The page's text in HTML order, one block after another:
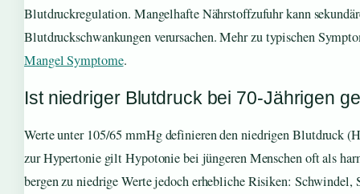
Blutdruckregulation. Mangelhafte Nährstoffzufuhr kann
Blutdruckschwankungen verursachen. Mehr zu typischen
Mangel Symptome.
Ist niedriger Blutdruck bei 70-Jährigen
Werte unter 105/65 mmHg definieren den niedrigen Blutdruck
zur Hypertonie gilt Hypotonie bei jüngeren Menschen oft als
bergen zu niedrige Werte jedoch erhebliche Risiken: Schwindel,